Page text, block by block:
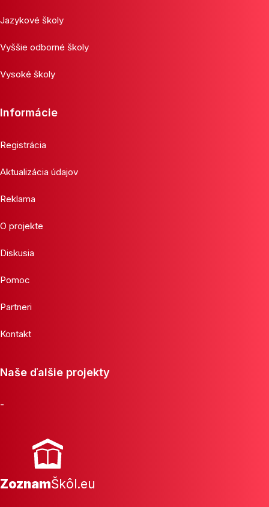
Jazykové školy
Vyššie odborné školy
Vysoké školy
Informácie
Registrácia
Aktualizácia údajov
Reklama
O projekte
Diskusia
Pomoc
Partneri
Kontakt
Naše ďalšie projekty
-
ZoznamŠkôl.eu